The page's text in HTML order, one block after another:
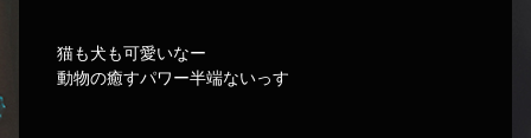
猫も犬も可愛いなー
動物の癒すパワー半端ないっす